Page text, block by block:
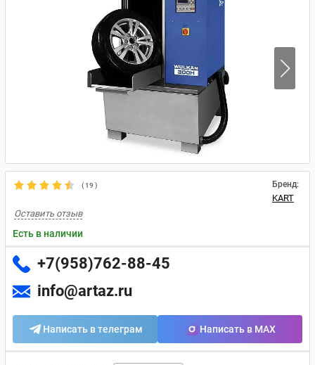
(19 ) Бренд:
KART
Оставить отзыв
Есть в наличии
+7(958)762-88-45
info@artaz.ru
Написать в телеграм Написать в MAX